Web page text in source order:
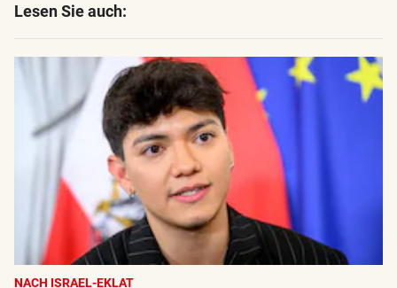
Lesen Sie auch:
NACH ISRAEL-EKLAT